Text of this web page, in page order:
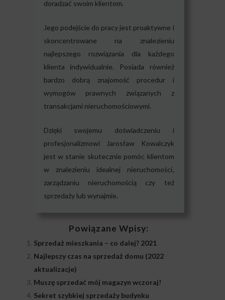
doradzać swoim klientom.
Jego podejście do pracy jest proaktywne i
skoncentrowane na znalezieniu
najlepszego rozwiązania dla każdego
klienta indywidualnie. Posiada również
bardzo dobrą znajomość procedur i
wymogów prawnych związanych z
transakcjami nieruchomościowymi.
Dzięki swojemu doświadczeniu i
profesjonalizmowi Jarosław Kowalczyk
jest w stanie skutecznie pomóc klientom
w znalezieniu idealnej nieruchomości,
zarządzaniu nieruchomością czy też
sprzedaży lub wynajmie.
Powiązane Wpisy:
Sprzedaż mieszkania – co dalej? 2021
Najlepszy czas na sprzedaż domu (2022
aktualizacje)
Muszę sprzedać mój magazyn wczoraj!
Sekret szybkiej sprzedaży budynku